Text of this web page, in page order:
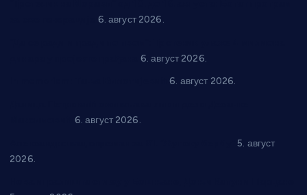
6. август 2026.
6. август 2026.
6. август 2026.
6. август 2026.
5. август
2026.